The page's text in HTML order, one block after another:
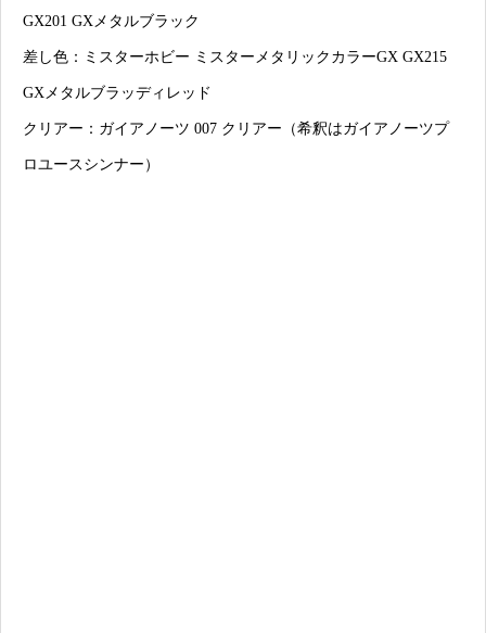
GX201 GXメタルブラック
差し色：ミスターホビー ミスターメタリックカラーGX GX215
GXメタルブラッディレッド
クリアー：ガイアノーツ 007 クリアー（希釈はガイアノーツプ
ロユースシンナー）